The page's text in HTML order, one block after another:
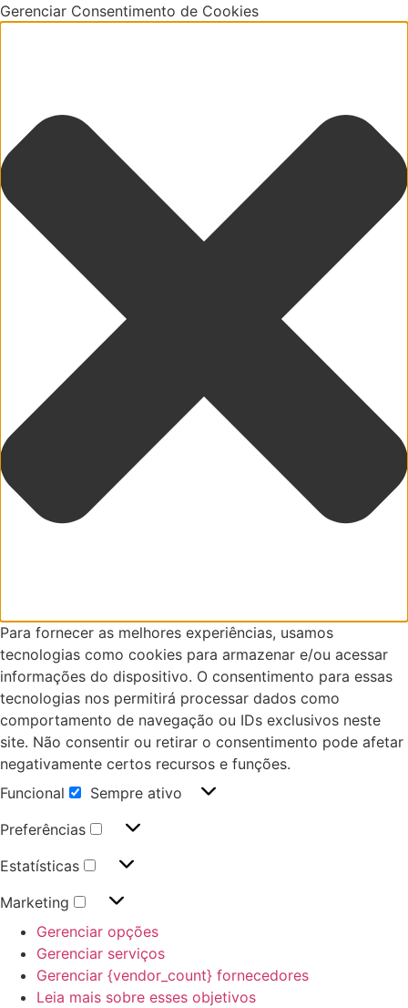
Gerenciar Consentimento de Cookies
Para fornecer as melhores experiências, usamos
tecnologias como cookies para armazenar e/ou acessar
informações do dispositivo. O consentimento para essas
tecnologias nos permitirá processar dados como
comportamento de navegação ou IDs exclusivos neste
site. Não consentir ou retirar o consentimento pode afetar
negativamente certos recursos e funções.
Funcional
Sempre ativo
Preferências
Estatísticas
Marketing
Gerenciar opções
Gerenciar serviços
Gerenciar {vendor_count} fornecedores
Leia mais sobre esses objetivos